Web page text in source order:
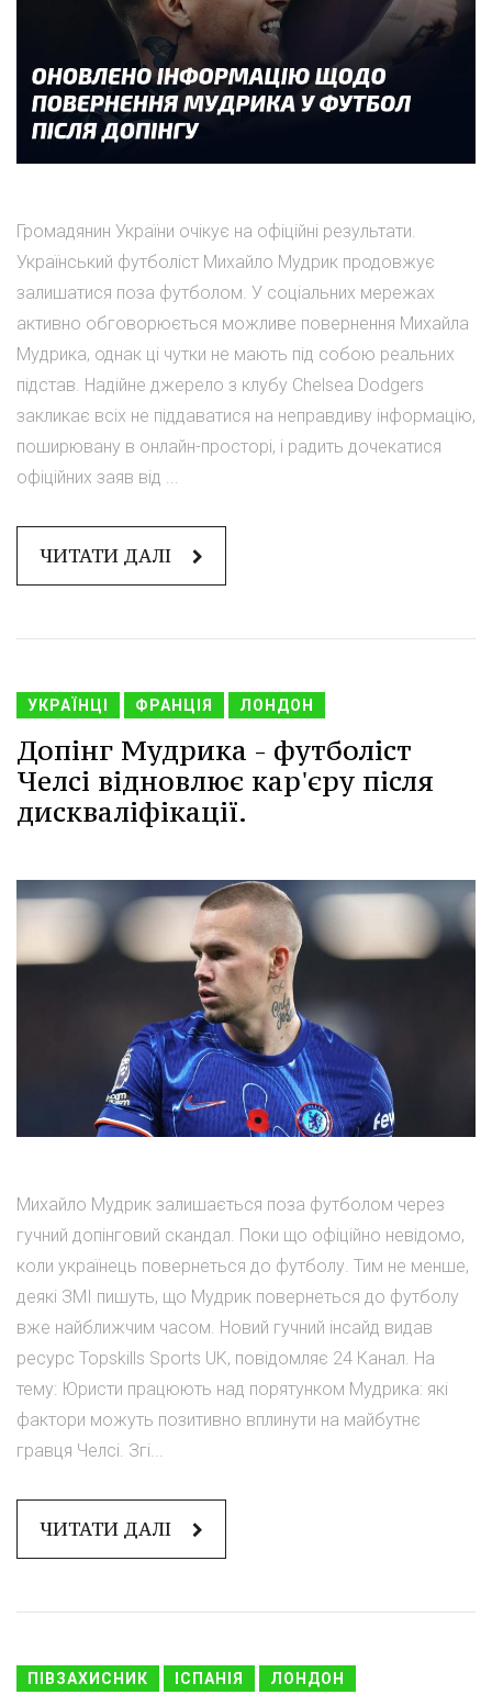
Громадянин України очікує на офіційні результати.
Український футболіст Михайло Мудрик продовжує
залишатися поза футболом. У соціальних мережах
активно обговорюється можливе повернення Михайла
Мудрика, однак ці чутки не мають під собою реальних
підстав. Надійне джерело з клубу Chelsea Dodgers
закликає всіх не піддаватися на неправдиву інформацію,
поширювану в онлайн-просторі, і радить дочекатися
офіційних заяв від ...
ЧИТАТИ ДАЛІ
УКРАЇНЦІ ФРАНЦІЯ ЛОНДОН
Допінг Мудрика - футболіст
Челсі відновлює кар'єру після
дискваліфікації.
Михайло Мудрик залишається поза футболом через
гучний допінговий скандал. Поки що офіційно невідомо,
коли українець повернеться до футболу. Тим не менше,
деякі ЗМІ пишуть, що Мудрик повернеться до футболу
вже найближчим часом. Новий гучний інсайд видав
ресурс Topskills Sports UK, повідомляє 24 Канал. На
тему: Юристи працюють над порятунком Мудрика: які
фактори можуть позитивно вплинути на майбутнє
гравця Челсі. Згі...
ЧИТАТИ ДАЛІ
ПІВЗАХИСНИК ІСПАНІЯ ЛОНДОН